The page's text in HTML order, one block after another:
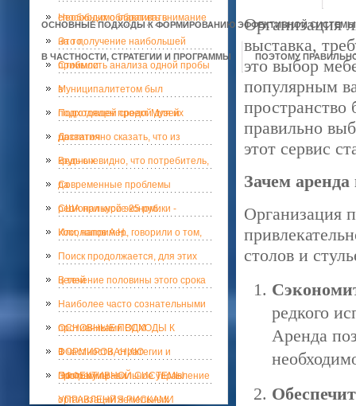
ОСНОВНЫЕ ПОДХОДЫ К ФОРМИРОВАНИЮ ЭФФЕКТИВНОЙ СИСТЕМЫ
В ЧАСТНОСТИ, СТРАТЕГИИ И ПРОГРАММЫ ПОЭТОМУ
способных облавливать
Необходимо обратить внимание
на то,
Это получение наибольшей
прибыли
Стоимость анализа одной пробы
в
Муниципалитетом был
подготовлен проект Музей
Подходящей средой для их
развития
Достаточно сказать, что из
крупных
Ведь очевидно, что потребитель,
да
Современные проблемы
региональной экономики -
Косолапов А.Н.
США при курсе 25 руб.
Или, например, говорили о том,
Поиск продолжается, для этих
целей
В течение половины этого срока
Наиболее часто сознательными
противниками ВСМ
ОСНОВНЫЕ ПОДХОДЫ К
ФОРМИРОВАНИЮ
ЭФФЕКТИВНОЙ СИСТЕМЫ
УПРАВЛЕНИЯ РИСКАМИ
В частности, стратегии и
программы
Поэтому правильное управление
организаций земельных
Организация
выставка,
это выбор
популярным
пространство
правильно
этот сервис
Зачем
Организация
столов и
редкого
Аренда